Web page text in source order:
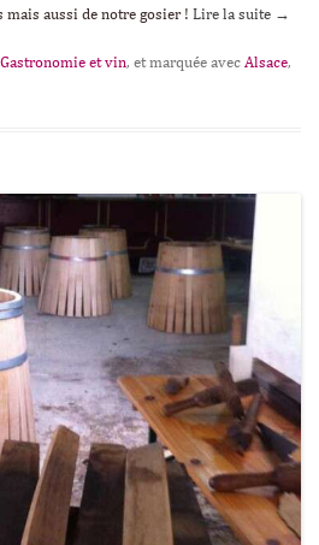
mais aussi de notre gosier ! Lire la suite →
Gastronomie et vin, et marquée avec Alsace,